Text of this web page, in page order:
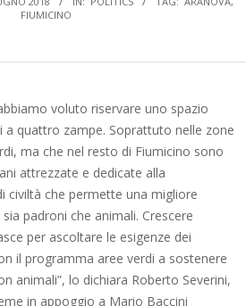
FIUMICINO
voluto riservare uno spazio
quattro zampe. Soprattuto nelle zone
ma che nel resto di Fiumicino sono
attrezzate e dedicate alla
civiltà che permette una migliore
padroni che animali. Crescere
per ascoltare le esigenze dei
il programma aree verdi a sostenere
animali”, lo dichiara Roberto Severini,
in appoggio a Mario Baccini